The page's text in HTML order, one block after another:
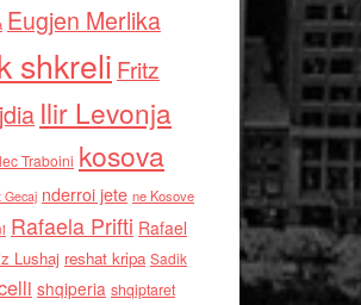
Eugjen Merlika
shkreli Fritz
Ilir Levonja
Traboini kosova
Gecaj nderroi jete ne Kosove
Rafaela Prifti Rafael
Lushaj reshat kripa Sadik
shqiperia shqiptaret